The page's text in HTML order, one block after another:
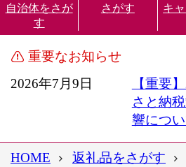
自治体をさが
す
さがす
キ
重要なお知らせ
2026年7月9日
【重要
さと納
響につ
HOME 返礼品をさがす